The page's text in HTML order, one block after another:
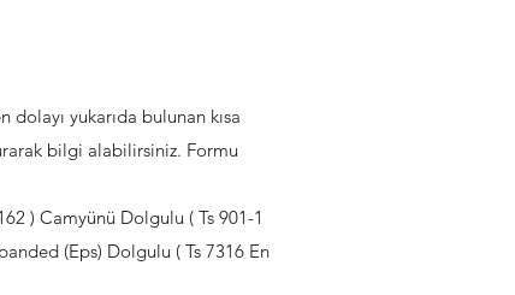
yukarıda bulunan kısa
bilgi alabilirsiniz. Formu
) Camyünü Dolgulu ( Ts 901-1
(Eps) Dolgulu ( Ts 7316 En